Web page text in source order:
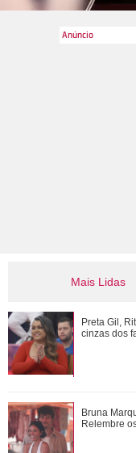
Mais Lidas
Bruna
Relembre
O nome
série
Preta Gil,
cinzas dos
Bruna
Relembre